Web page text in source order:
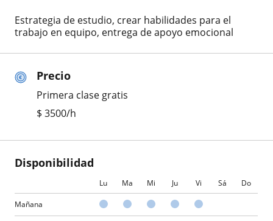
Precio
Primera clase gratis
$ 3500/h
Disponibilidad
Lu Ma Mi Ju Vi Sá Do
Mañana
Estrategia de estudio, crear habilidades para el
trabajo en equipo, entrega de apoyo emocional